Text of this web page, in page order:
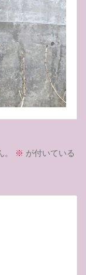
※ が付いている